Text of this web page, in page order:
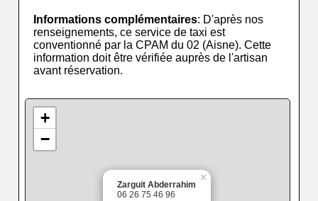
Informations complémentaires: D'après nos
renseignements, ce service de taxi est
conventionné par la CPAM du 02 (Aisne). Cette
information doit être vérifiée auprès de l'artisan
avant réservation.
Zarguit Abderrahim
06 26 75 46 96
×
+
−